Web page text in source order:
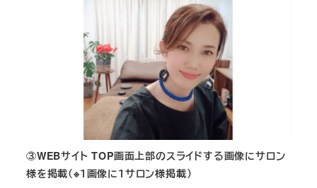
③WEBサイト TOP画面上部のスライドする画像にサロン
様を掲載（※１画像に１サロン様掲載）